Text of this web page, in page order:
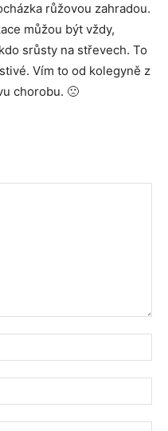
růžovou zahradou.
můžou být vždy,
srůsty na střevech. To
Vím to od kolegyně z
chorobu. 🙁